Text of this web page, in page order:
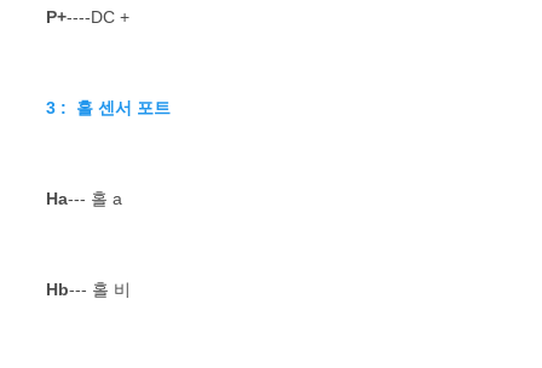
P+----DC +
3 :  홀 센서 포트
Ha--- 홀 a
Hb--- 홀 비